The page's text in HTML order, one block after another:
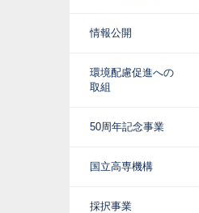
情報公開
環境配慮促進への
取組
50周年記念事業
国立高専機構
採択事業